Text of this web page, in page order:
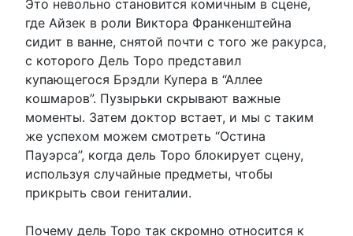
Это невольно становится комичным в сцене,
где Айзек в роли Виктора Франкенштейна
сидит в ванне, снятой почти с того же ракурса,
с которого Дель Торо представил
купающегося Брэдли Купера в “Аллее
кошмаров”. Пузырьки скрывают важные
моменты. Затем доктор встает, и мы с таким
же успехом можем смотреть “Остина
Пауэрса”, когда дель Торо блокирует сцену,
используя случайные предметы, чтобы
прикрыть свои гениталии.
Почему дель Торо так скромно относится к